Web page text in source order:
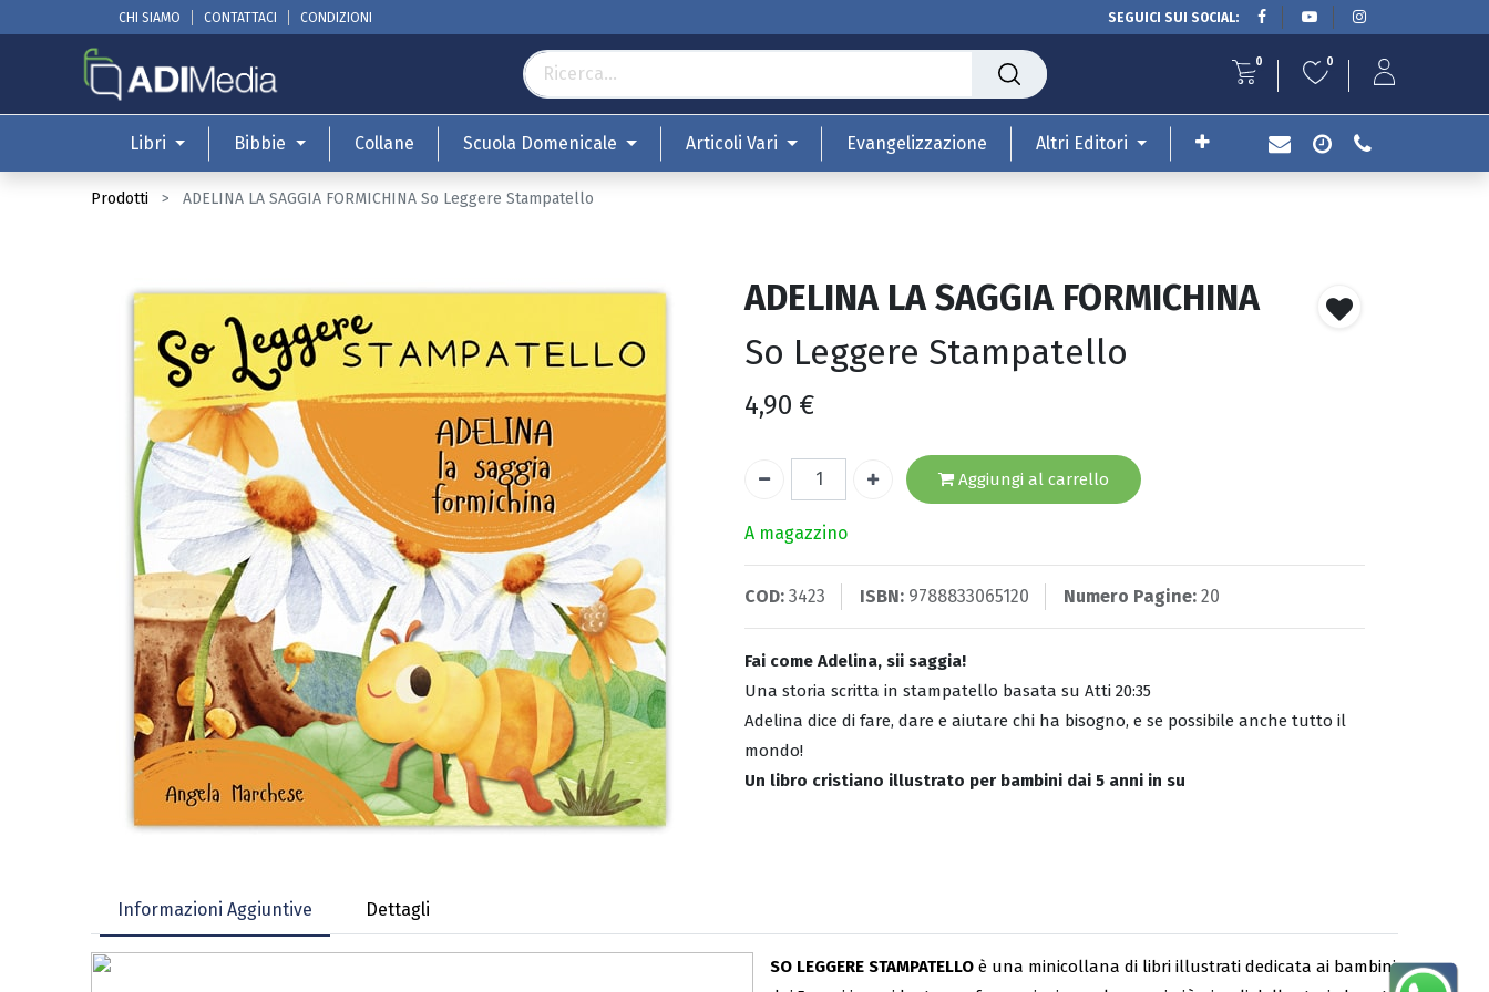
CHI SIAMO CONTATTACI CONDIZIONI SEGUICI SUI SOCIAL:
0 0
Libri Bibbie Collane Scuola Domenicale Articoli Vari Evangelizzazione Altri Editori
Prodotti ADELINA LA SAGGIA FORMICHINA So Leggere Stampatello
ADELINA LA SAGGIA FORMICHINA
So Leggere Stampatello
4,90 €
Aggiungi al carrello
A magazzino
COD: 3423 ISBN: 9788833065120 Numero Pagine: 20
Fai come Adelina, sii saggia!
Una storia scritta in stampatello basata su Atti 20:35
Adelina dice di fare, dare e aiutare chi ha bisogno, e se possibile anche tutto il
mondo!
Un libro cristiano illustrato per bambini dai 5 anni in su
Informazioni Aggiuntive Dettagli
SO LEGGERE STAMPATELLO è una minicollana di libri illustrati dedicata ai bambini